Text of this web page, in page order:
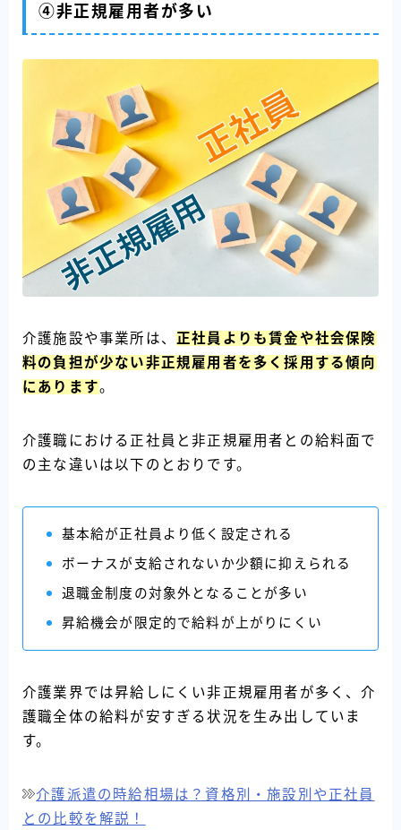
④非正規雇用者が多い
介護施設や事業所は、 正社員よりも賃金や社会保険
料の負担が少ない非正規雇用者を多く採用する傾向
にあります。
介護職における正社員と非正規雇用者との給料面で
の主な違いは以下のとおりです。
基本給が正社員より低く設定される
ボーナスが支給されないか少額に抑えられる
退職金制度の対象外となることが多い
昇給機会が限定的で給料が上がりにくい
介護業界では昇給しにくい非正規雇用者が多く、介
護職全体の給料が安すぎる状況を生み出していま
す。
介護派遣の時給相場は？資格別・施設別や正社員
との比較を解説！